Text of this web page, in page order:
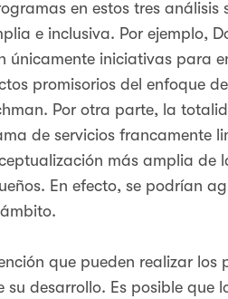
en estos tres
e inclusiva. Por ejemplo,
únicamente iniciativas para
promisorios del enfoque
Por otra parte, la
de servicios francamente
más amplia de
En efecto, se podrían
que pueden realizar
su desarrollo. Es posible